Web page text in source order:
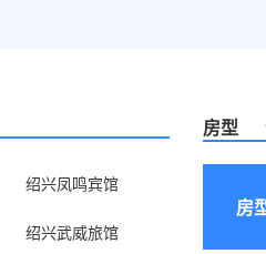
绍兴凤鸣宾馆
绍兴武威旅馆
房型
房